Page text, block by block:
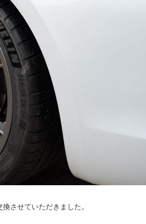
させていただきました。